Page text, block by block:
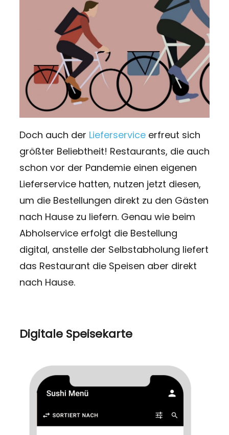
Doch auch der Lieferserviceerfreut sich
größter Beliebtheit! Restaurants, die auch
schon vor der Pandemie einen eigenen
Lieferservice hatten, nutzen jetzt diesen,
um die Bestellungen direkt zu den Gästen
nach Hause zu liefern. Genau wie beim
Abholservice erfolgt die Bestellung
digital, anstelle der Selbstabholung liefert
das Restaurant die Speisen aber direkt
nach Hause.
Digitale Speisekarte